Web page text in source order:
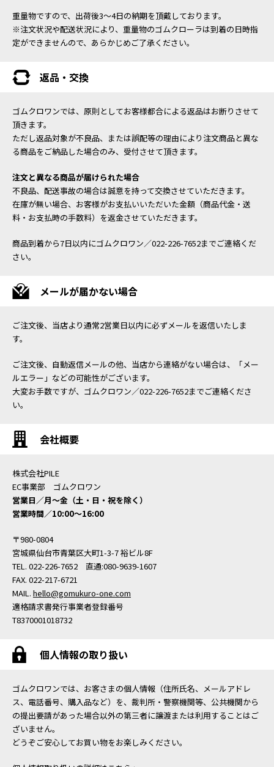
重量物ですので、出荷後3～4日の納期を頂戴しております。
※注文状況や配送状況により、重量物のゴムクローラは到着の日時指
定ができませんので、あらかじめご了承ください。
返品・交換
ゴムクロワンでは、原則としてお客様都合による返品はお断りさせて
頂きます。
ただし返品対象が不良品、または誤配等の理由により注文商品と異な
る商品をご納品した場合のみ、受付させて頂きます。
注文と異なる商品が届けられた場合
不良品、配送事故の場合は誠意を持って交換させていただきます。
在庫が無い場合、お客様がお支払いいただいた金額（商品代金・送
料・お支払時の手数料）を返金させていただきます。
商品到着から7日以内にゴムクロワン／022-226-7652までご連絡くだ
さい。
メールが届かない場合
ご注文後、当店より通常2営業日以内に必ずメールを返信いたしま
す。
ご注文後、自動返信メールの他、当店から連絡がない場合は、「メー
ルエラー」などの可能性がございます。
大変お手数ですが、ゴムクロワン／022-226-7652までご連絡くださ
い。
会社概要
株式会社PILE
EC事業部 ゴムクロワン
営業日／月〜金（土・日・祝を除く）
営業時間／10:00〜16:00
〒980-0804
宮城県仙台市青葉区大町1-3-7 裕ビル8F
TEL. 022-226-7652 直通:080-9639-1607
FAX. 022-217-6721
MAIL. hello@gomukuro-one.com
適格請求書発行事業者登録番号
T8370001018732
個人情報の取り扱い
ゴムクロワンでは、お客さまの個人情報（住所氏名、メールアドレ
ス、電話番号、購入品など）を、裁判所・警察機関等、公共機関から
の提出要請があった場合以外の第三者に譲渡または利用することはご
ざいません。
どうぞご安心してお買い物をお楽しみください。